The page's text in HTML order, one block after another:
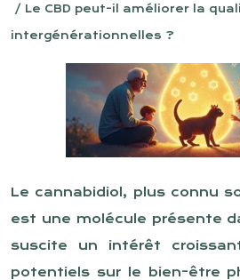
/ Le CBD peut-il améliorer la
intergénérationnelles ?
Le cannabidiol, plus connu
est une molécule présente
suscite un intérêt
potentiels sur le bien-être